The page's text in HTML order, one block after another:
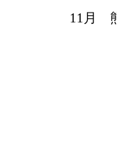
11月